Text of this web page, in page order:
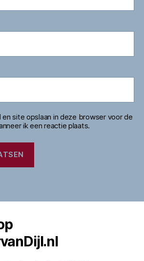
en site opslaan in deze browser voor de
ik een reactie plaats.